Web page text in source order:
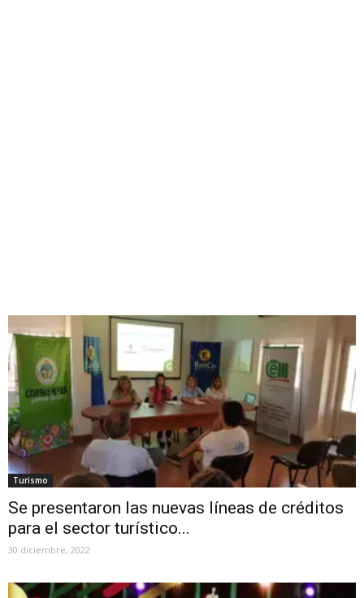
Turismo
Se presentaron las nuevas líneas de créditos
para el sector turístico...
30 diciembre, 2022